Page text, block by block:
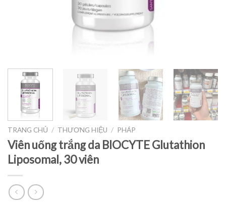
TRANG CHỦ / THƯƠNG HIỆU / PHÁP
Viên uống trắng da BIOCYTE Glutathion
Liposomal, 30 viên